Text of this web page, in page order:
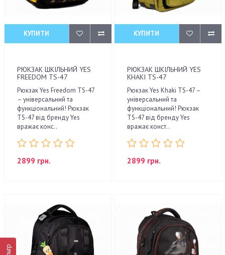
КУПИТИ
РЮКЗАК ШКІЛЬНИЙ YES
FREEDOM TS-47
Рюкзак Yes Freedom TS-47
– універсальний та
функціональний! Рюкзак
TS-47 від бренду Yes
вражає конс..
2899 грн.
КУПИТИ
РЮКЗАК ШКІЛЬНИЙ YES
KHAKI TS-47
Рюкзак Yes Khaki TS-47 –
універсальний та
функціональний! Рюкзак
TS-47 від бренду Yes
вражає конст..
2899 грн.